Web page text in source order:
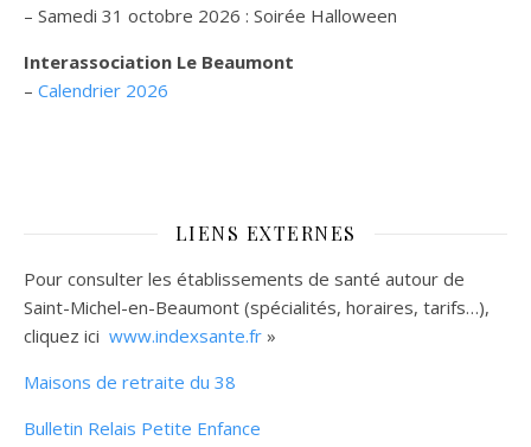
– Samedi 31 octobre 2026 : Soirée Halloween
Interassociation Le Beaumont
– Calendrier 2026
LIENS EXTERNES
Pour consulter les établissements de santé autour de
Saint-Michel-en-Beaumont (spécialités, horaires, tarifs…),
cliquez ici www.indexsante.fr »
Maisons de retraite du 38
Bulletin Relais Petite Enfance